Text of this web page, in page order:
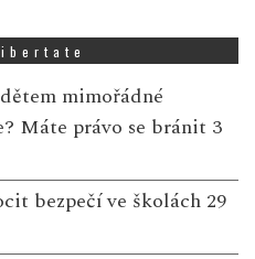
mimořádné
Máte právo se bránit 3
bezpečí ve školách 29